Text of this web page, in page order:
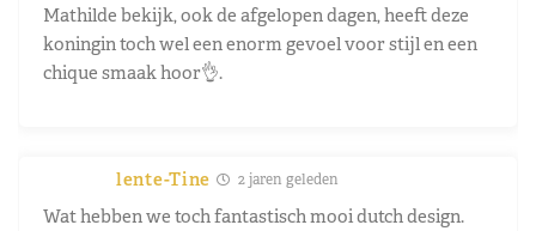
Mathilde bekijk, ook de afgelopen dagen, heeft deze
koningin toch wel een enorm gevoel voor stijl en een
chique smaak hoor👌.
lente-Tine 2 jaren geleden
Wat hebben we toch fantastisch mooi dutch design.